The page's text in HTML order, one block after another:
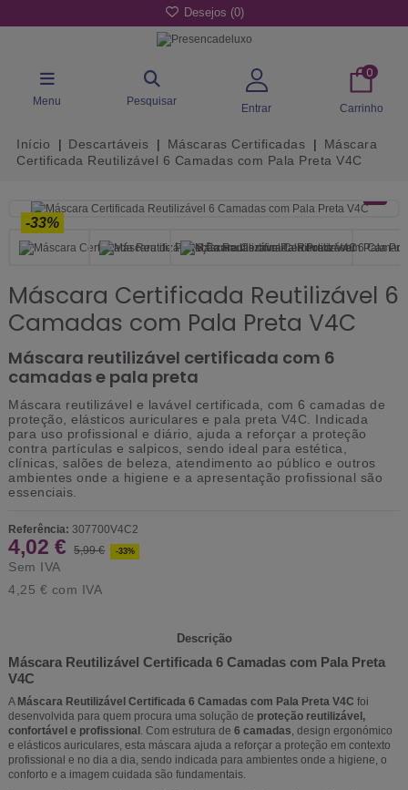
Desejos (0)
Menu Pesquisar
Entrar
0
Carrinho
Início Descartáveis Máscaras Certificadas
Máscara
Certificada Reutilizável 6 Camadas com Pala Preta V4C
-33%
Máscara Certificada Reutilizável 6
Camadas com Pala Preta V4C
Máscara reutilizável certificada com 6
camadas e pala preta
Máscara reutilizável e lavável certificada, com 6 camadas de
proteção, elásticos auriculares e pala preta V4C. Indicada
para uso profissional e diário, ajuda a reforçar a proteção
contra partículas e salpicos, sendo ideal para estética,
clínicas, salões de beleza, atendimento ao público e outros
ambientes onde a higiene e a apresentação profissional são
essenciais.
Referência: 307700V4C2
4,02 € 5,99 € -33%
Sem IVA
4,25 € com IVA
Descrição
Máscara Reutilizável Certificada 6 Camadas com Pala Preta
V4C
A Máscara Reutilizável Certificada 6 Camadas com Pala Preta V4C foi
desenvolvida para quem procura uma solução de proteção reutilizável,
confortável e profissional . Com estrutura de 6 camadas, design ergonómico
e elásticos auriculares, esta máscara ajuda a reforçar a proteção em contexto
profissional e no dia a dia, sendo indicada para ambientes onde a higiene, o
conforto e a imagem cuidada são fundamentais.